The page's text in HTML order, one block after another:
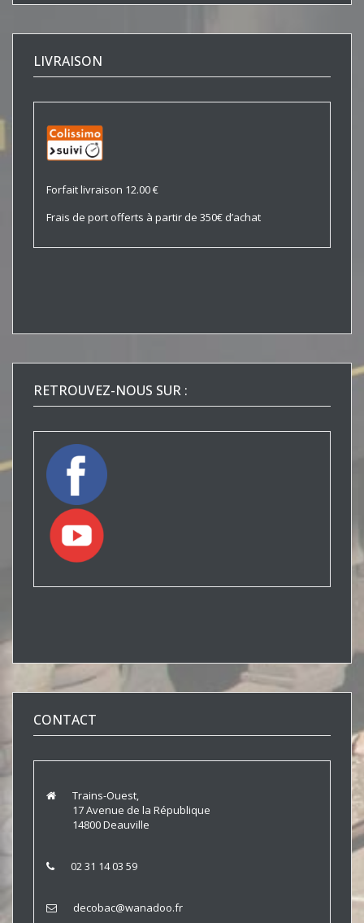
LIVRAISON
Forfait livraison 12.00 €
Frais de port offerts à partir de 350€ d’achat
RETROUVEZ-NOUS SUR :
CONTACT
Trains-Ouest,
17 Avenue de la République
14800 Deauville
02 31 14 03 59
decobac@wanadoo.fr